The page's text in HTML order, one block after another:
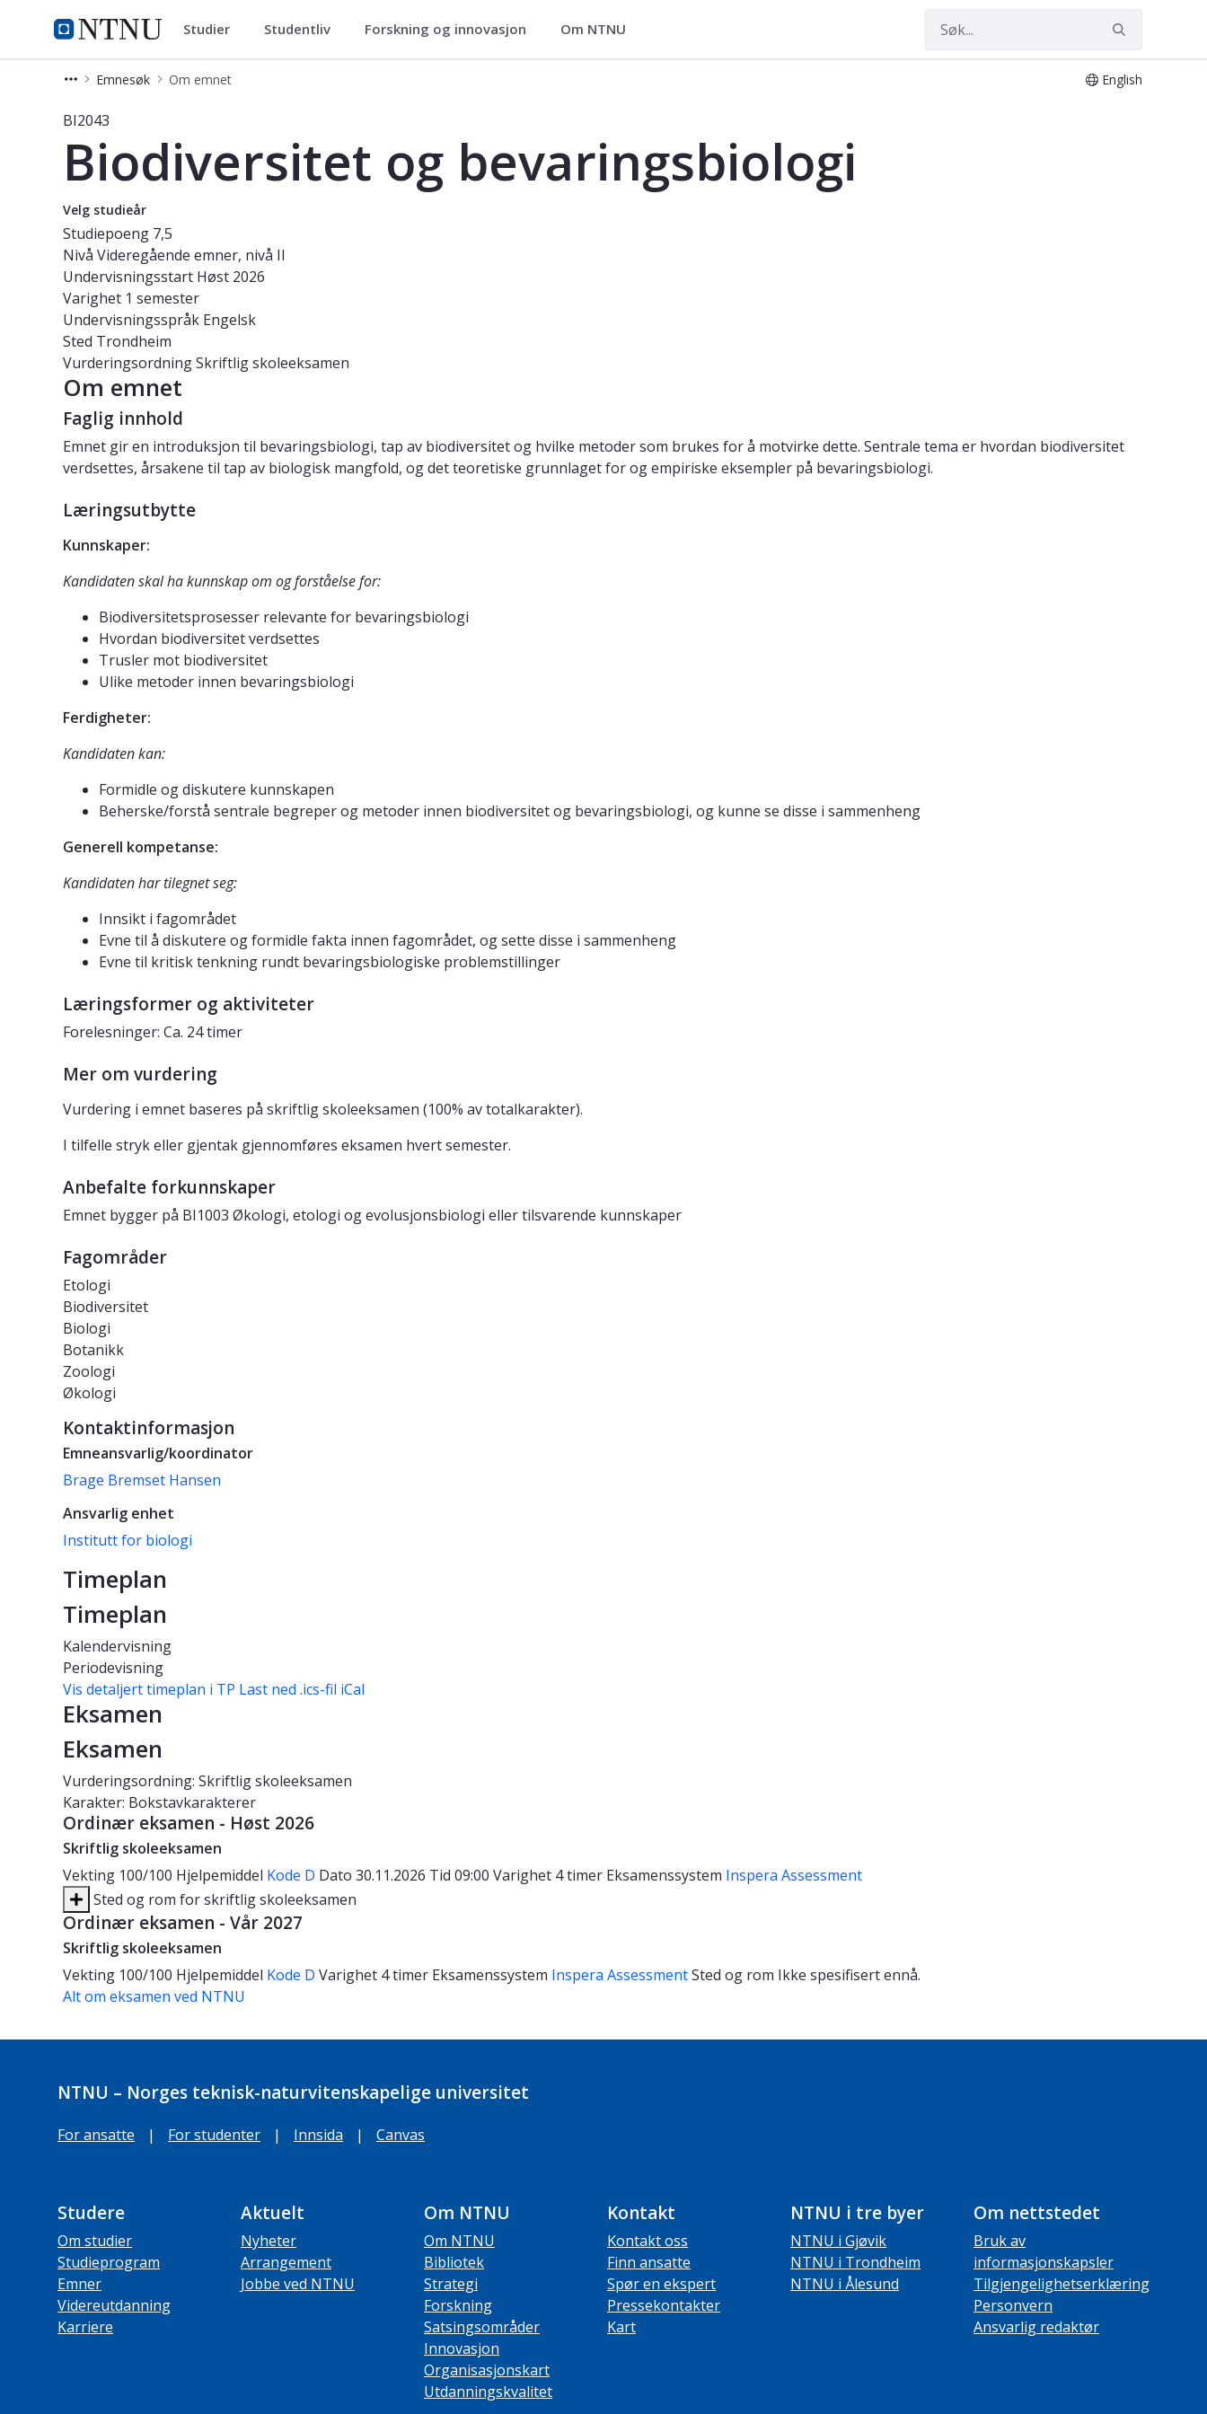
NTNU Hjemmeside
Studier Studier Studentliv Forskning og innovasjon Om NTNU
Emnesøk Om emnet English
Emne - Biodiversitet og bevaringsbiologi - BI2043
BI2043
Biodiversitet og bevaringsbiologi
Velg studieår
Studiepoeng 7,5
Nivå Videregående emner, nivå II
Undervisningsstart Høst 2026
Varighet 1 semester
Undervisningsspråk Engelsk
Sted Trondheim
VurderingsordningSkriftlig skoleeksamen
Om emnet
Faglig innhold
Emnet gir en introduksjon til bevaringsbiologi, tap av biodiversitet og hvilke metoder som brukes for å motvirke dette. Sentrale tema er hvordan biodiversitet
verdsettes, årsakene til tap av biologisk mangfold, og det teoretiske grunnlaget for og empiriske eksempler på bevaringsbiologi.
Læringsutbytte
Kunnskaper:
Kandidaten skal ha kunnskap om og forståelse for:
Biodiversitetsprosesser relevante for bevaringsbiologi
Hvordan biodiversitet verdsettes
Trusler mot biodiversitet
Ulike metoder innen bevaringsbiologi
Ferdigheter:
Kandidaten kan:
Formidle og diskutere kunnskapen
Beherske/forstå sentrale begreper og metoder innen biodiversitet og bevaringsbiologi, og kunne se disse i sammenheng
Generell kompetanse:
Kandidaten har tilegnet seg:
Innsikt i fagområdet
Evne til å diskutere og formidle fakta innen fagområdet, og sette disse i sammenheng
Evne til kritisk tenkning rundt bevaringsbiologiske problemstillinger
Læringsformer og aktiviteter
Forelesninger: Ca. 24 timer
Mer om vurdering
Vurdering i emnet baseres på skriftlig skoleeksamen (100% av totalkarakter).
I tilfelle stryk eller gjentak gjennomføres eksamen hvert semester.
Anbefalte forkunnskaper
Emnet bygger på BI1003 Økologi, etologi og evolusjonsbiologi eller tilsvarende kunnskaper
Fagområder
Etologi
Biodiversitet
Biologi
Botanikk
Zoologi
Økologi
Kontaktinformasjon
Emneansvarlig/koordinator
Brage Bremset Hansen
Ansvarlig enhet
Institutt for biologi
Timeplan
Timeplan
Kalendervisning
Periodevisning
Vis detaljert timeplan i TP Last ned .ics-fil iCal
Eksamen
Eksamen
Vurderingsordning: Skriftlig skoleeksamen
Karakter: Bokstavkarakterer
Ordinær eksamen - Høst 2026
Skriftlig skoleeksamen
Vekting 100/100 Hjelpemiddel Kode D Dato 30.11.2026 Tid 09:00 Varighet 4 timer Eksamenssystem Inspera Assessment
Sted og rom for skriftlig skoleeksamen
Ordinær eksamen - Vår 2027
Skriftlig skoleeksamen
Vekting 100/100 Hjelpemiddel Kode D Varighet 4 timer Eksamenssystem Inspera AssessmentSted og rom Ikke spesifisert ennå.
Alt om eksamen ved NTNU
NTNU – Norges teknisk-naturvitenskapelige universitet
For ansatte | For studenter | Innsida | Canvas
Studere
Om studier
Studieprogram
Emner
Videreutdanning
Karriere
Aktuelt
Nyheter
Arrangement
Jobbe ved NTNU
Om NTNU
Om NTNU
Bibliotek
Strategi
Forskning
Satsingsområder
Innovasjon
Organisasjonskart
Utdanningskvalitet
Kontakt
Kontakt oss
Finn ansatte
Spør en ekspert
Pressekontakter
Kart
NTNU i tre byer
NTNU i Gjøvik
NTNU i Trondheim
NTNU i Ålesund
Om nettstedet
Bruk av
informasjonskapsler
Tilgjengelighetserklæring
Personvern
Ansvarlig redaktør